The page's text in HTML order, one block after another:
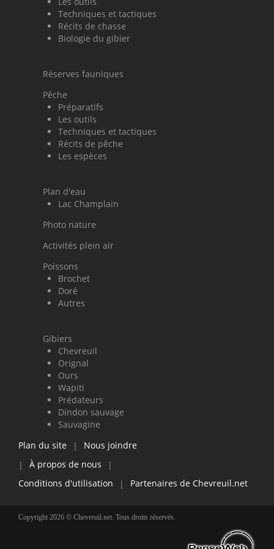
Techniques et tactiques
Récits de chasse
Biologie du gibier
Réserves fauniques
Pêche
Préparatifs
Les outils
Techniques et tactiques
Récits de pêche
Les espèces
Plan d'eau
Lac Champlain
Photo nature
Activités plein air
Poissons
Brochet
Doré
Autres
Gibiers
Chevreuil
Orignal
Ours
Wapiti
Prédateurs
Dindon sauvage
Sauvagine
Plan du site
|
Nous joindre
|
À propos de nous
|
Conditions d'utilisation
| Partenaires de Chevreuil.net
Copyright 2026 © Chevreuil.net. Tous droits réservés.